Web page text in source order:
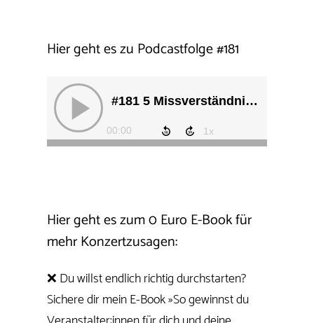
Hier geht es zu Podcastfolge#181
Hier geht es zum 0 Euro E-Book für
mehr Konzertzusagen:
❌ Du willst endlich richtig durchstarten?
Sichere dir mein E-Book »So gewinnst du